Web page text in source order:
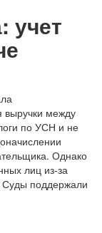
учет
выручки между
по УСН и не
Однако
лиц из-за
Суды поддержали